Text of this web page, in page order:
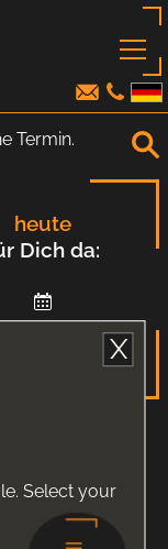
X
Select your
Termin.
heute
Dich da:
Tag